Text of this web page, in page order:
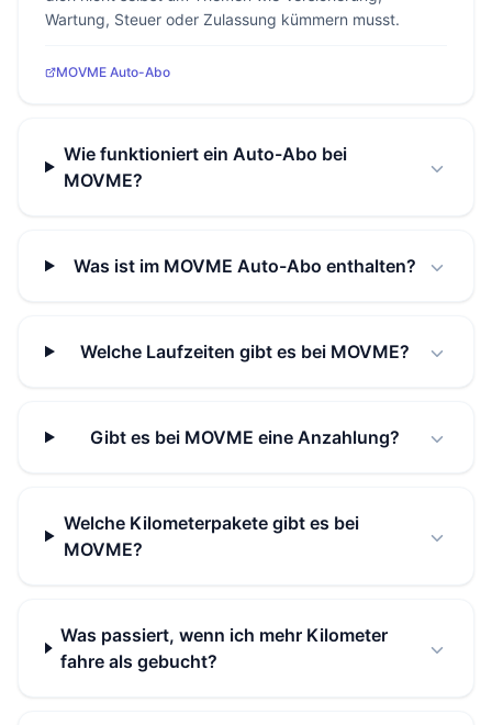
Wartung, Steuer oder Zulassung kümmern musst.
MOVME Auto-Abo
Wie funktioniert ein Auto-Abo bei
MOVME?
Was ist im MOVME Auto-Abo enthalten?
Welche Laufzeiten gibt es bei MOVME?
Gibt es bei MOVME eine Anzahlung?
Welche Kilometerpakete gibt es bei
MOVME?
Was passiert, wenn ich mehr Kilometer
fahre als gebucht?